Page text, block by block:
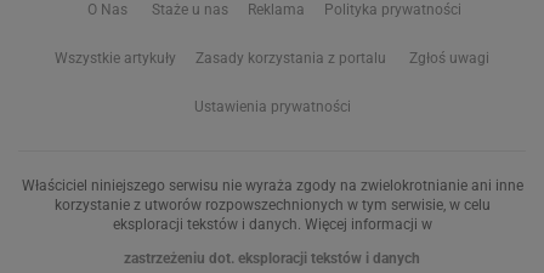
O Nas Staże u nas Reklama Polityka prywatności
Wszystkie artykuły Zasady korzystania z portalu Zgłoś uwagi
Ustawienia prywatności
Właściciel niniejszego serwisu nie wyraża zgody na zwielokrotnianie ani inne
korzystanie z utworów rozpowszechnionych w tym serwisie, w celu
eksploracji tekstów i danych. Więcej informacji w
zastrzeżeniu dot. eksploracji tekstów i danych